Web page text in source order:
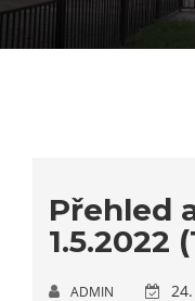
Přehled
1.5.2022
ADMIN